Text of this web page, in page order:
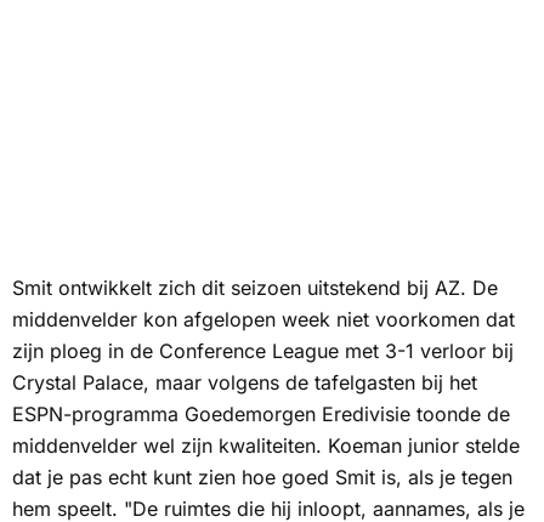
Smit ontwikkelt zich dit seizoen uitstekend bij AZ. De
middenvelder kon afgelopen week niet voorkomen dat
zijn ploeg in de Conference League met 3-1 verloor bij
Crystal Palace, maar volgens de tafelgasten bij het
ESPN-programma Goedemorgen Eredivisie toonde de
middenvelder wel zijn kwaliteiten. Koeman junior stelde
dat je pas echt kunt zien hoe goed Smit is, als je tegen
hem speelt. "De ruimtes die hij inloopt, aannames, als je